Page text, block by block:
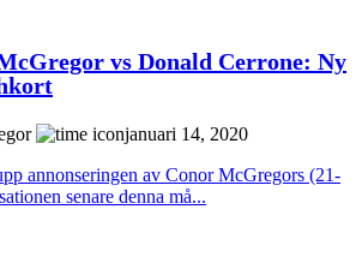
vs Donald Cerrone: Ny
januari 14, 2020
annonseringen av Conor McGregors (21-
senare denna må...